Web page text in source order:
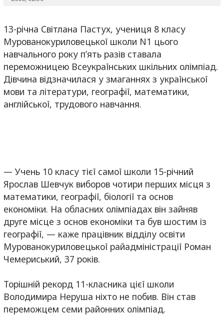
13-річна Світлана Пастух, учениця 8 класу
Мурованокуриловецької школи N1 цього
навчального року п’ять разів ставала
переможницею Всеукраїнських шкільних олімпіад.
Дівчина відзначилася у змаганнях з української
мови та літератури, географії, математики,
англійської, трудового навчання.
— Учень 10 класу тієї самої школи 15-річний
Ярослав Шевчук виборов чотири перших місця з
математики, географії, біології та основ
економіки. На обласних олімпіадах він зайняв
друге місце з основ економіки та був шостим із
географії, — каже працівник відділу освіти
Мурованокуриловецької райадміністрації Роман
Чемериський, 37 років.
Торішній рекорд 11-класника цієї школи
Володимира Неруша ніхто не побив. Він став
переможцем семи районних олімпіад.